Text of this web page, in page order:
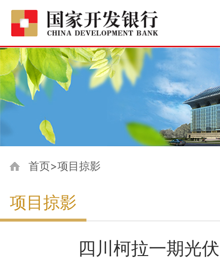
首页>项目掠影
项目掠影
四川柯拉一期光